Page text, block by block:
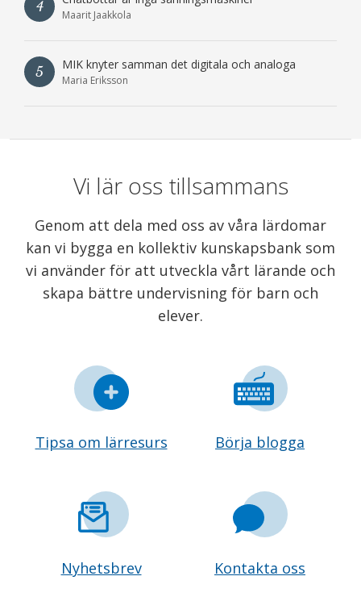
4
Maarit Jaakkola
5 MIK knyter samman det digitala och analoga
Maria Eriksson
Vi lär oss tillsammans
Genom att dela med oss av våra lärdomar
kan vi bygga en kollektiv kunskapsbank som
vi använder för att utveckla vårt lärande och
skapa bättre undervisning för barn och
elever.
Tipsa om lärresurs Börja blogga
Nyhetsbrev Kontakta oss